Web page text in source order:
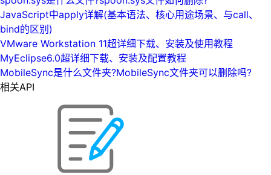
JavaScript中apply详解(基本语法、核心用途场景、与call、
bind的区别)
VMware Workstation 11超详细下载、安装及使用教程
MyEclipse6.0超详细下载、安装及配置教程
MobileSync是什么文件夹?MobileSync文件夹可以删除吗?
相关API